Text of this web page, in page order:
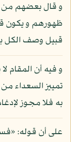
و قال بعضهم من
ظهورهم و يكون
قبيل وصف الكل
و فيه أن المقام
تمييز السعداء
به فلا مجوز
على أن قوله: